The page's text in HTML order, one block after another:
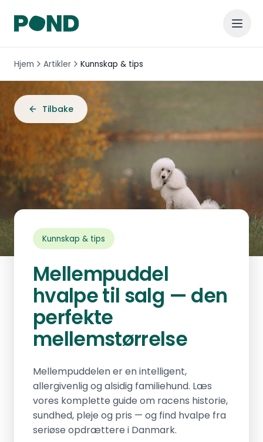
Hjem Artikler Kunnskap & tips
Tilbake
Kunnskap & tips
Mellempuddel
hvalpe til salg — den
perfekte
mellemstørrelse
Mellempuddelen er en intelligent,
allergivenlig og alsidig familiehund. Læs
vores komplette guide om racens historie,
sundhed, pleje og pris — og find hvalpe fra
seriøse opdrættere i Danmark.